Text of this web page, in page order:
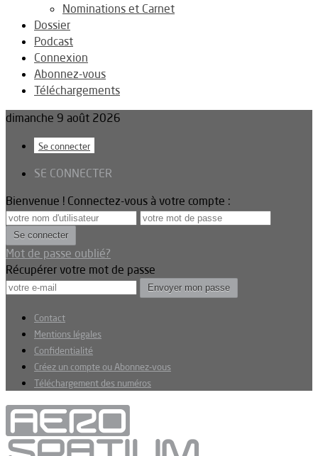
Nominations et Carnet
Dossier
Podcast
Connexion
Abonnez-vous
Téléchargements
dimanche 9 août 2026
Se connecter
SE CONNECTER
Bienvenue ! Connectez-vous à votre compte :
Mot de passe oublié?
Récupérer votre mot de passe
Contact
Mentions légales
Confidentialité
Créez un compte ou Abonnez-vous
Téléchargement des numéros